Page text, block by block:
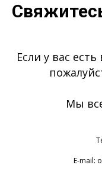
Если у вас
Мы
E-mail: